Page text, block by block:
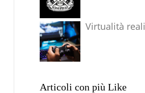
Virtualità reali
Articoli con più Like